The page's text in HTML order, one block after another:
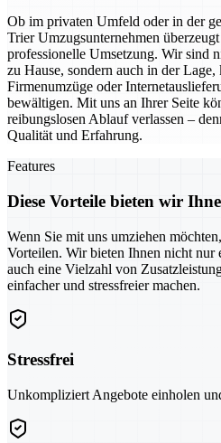
Ob im privaten Umfeld oder in der
Trier Umzugsunternehmen
professionelle Umsetzung. Wir sind
zu Hause, sondern auch in der
Firmenumzüge oder
bewältigen. Mit uns an Ihrer Seite
reibungslosen Ablauf verlassen –
Qualität und Erfahrung.
Features
Diese Vorteile bieten wir
Wenn Sie mit uns umziehen
Vorteilen. Wir bieten Ihnen nicht nur
auch eine Vielzahl von
einfacher und stressfreier machen.
Stressfrei
Unkompliziert Angebote einholen